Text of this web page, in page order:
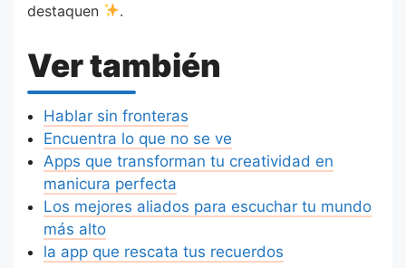
destaquen
.
Ver también
Hablar sin fronteras
Encuentra lo que no se ve
Apps que transforman tu creatividad en
manicura perfecta
Los mejores aliados para escuchar tu mundo
más alto
la app que rescata tus recuerdos